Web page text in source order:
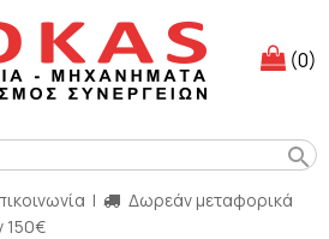
(0)
search
|
Δωρεάν μεταφορικά
150€